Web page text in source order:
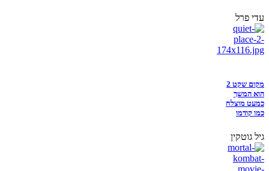
עדי פרל
מקום שקט 2
הוא המשך
כמעט מוצלח
כמו קודמו
גיל גוטקין